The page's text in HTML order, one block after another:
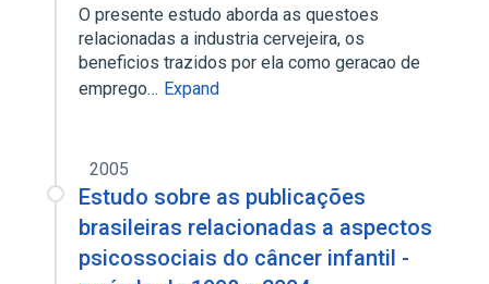
O presente estudo aborda as questoes
relacionadas a industria cervejeira, os
beneficios trazidos por ela como geracao de
emprego… Expand
2005
Estudo sobre as publicações
brasileiras relacionadas a aspectos
psicossociais do câncer infantil -